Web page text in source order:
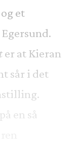
et
er at Kieran
sår i det
en så